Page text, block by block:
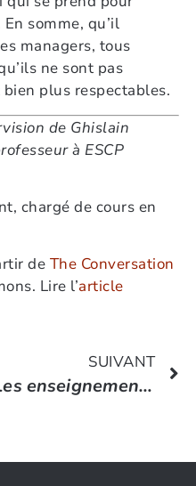
somme, qu’il
managers, tous
ne sont pas
plus respectables.
de Ghislain
à ESCP
chargé de cours en
de The Conversation
Lire l’article
SUIVANT
Les enseignements d’Edward Deming